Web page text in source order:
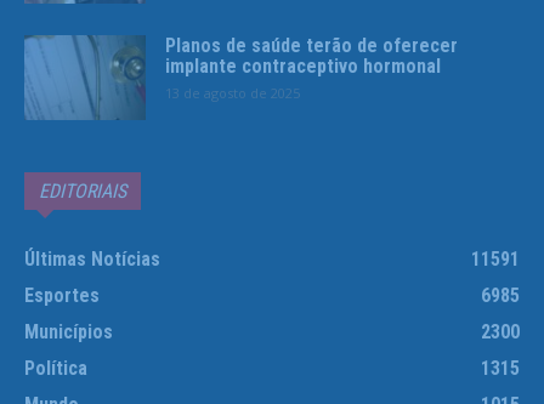
Planos de saúde terão de oferecer
implante contraceptivo hormonal
13 de agosto de 2025
EDITORIAIS
Últimas Notícias
11591
Esportes
6985
Municípios
2300
Política
1315